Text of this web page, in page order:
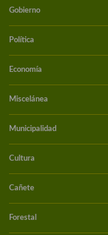
Gobierno
Política
Economía
Miscelánea
Municipalidad
Cultura
Cañete
Forestal